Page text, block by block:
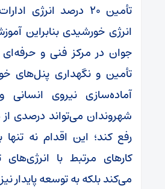
تأمین ۲۰ درصد انرژی
انرژی خورشیدی بنابراین
جوان در مرکز فنی و حرفه‌ای
تأمین و نگهداری پنل‌های
آماده‌سازی نیروی انسانی
شهروندان می‌تواند درصدی
رفع کند؛ این اقدام نه
کارهای مرتبط با
می‌کند بلکه به توسعه پایدار